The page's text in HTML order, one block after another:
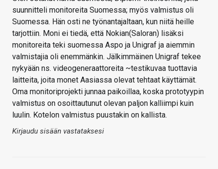
suunnitteli monitoreita Suomessa; myös valmistus oli
Suomessa. Hän osti ne työnantajaltaan, kun niitä heille
tarjottiin. Moni ei tiedä, että Nokian(Saloran) lisäksi
monitoreita teki suomessa Aspo ja Unigraf ja aiemmin
valmistajia oli enemmänkin. Jälkimmäinen Unigraf tekee
nykyään ns. videogeneraattoreita ~testikuvaa tuottavia
laitteita, joita monet Aasiassa olevat tehtaat käyttämät.
Oma monitoriprojekti junnaa paikoillaa, koska prototyypin
valmistus on osoittautunut olevan paljon kalliimpi kuin
luulin. Kotelon valmistus puustakin on kallista.
Kirjaudu sisään vastataksesi